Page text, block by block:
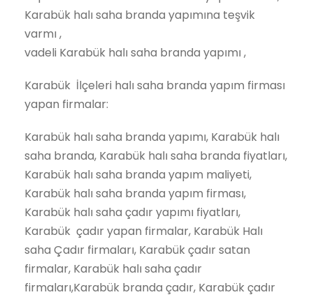
Karabük halı saha branda yapımına teşvik
varmı ,
vadeli Karabük halı saha branda yapımı ,
Karabük İlçeleri halı saha branda yapım firması
yapan firmalar:
Karabük halı saha branda yapımı, Karabük halı
saha branda, Karabük halı saha branda fiyatları,
Karabük halı saha branda yapım maliyeti,
Karabük halı saha branda yapım firması,
Karabük halı saha çadır yapımı fiyatları,
Karabük çadır yapan firmalar, Karabük Halı
saha Çadır firmaları, Karabük çadır satan
firmalar, Karabük halı saha çadır
firmaları,Karabük branda çadır, Karabük çadır